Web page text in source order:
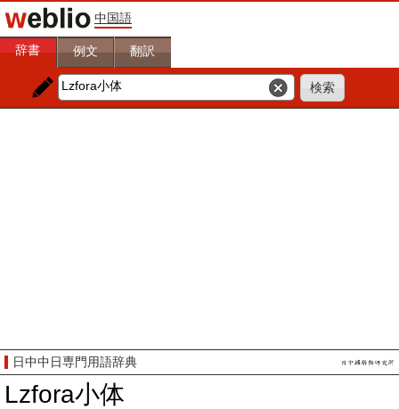
中国語
辞書 例文 翻訳
日中中日専門用語辞典
Lzfora小体